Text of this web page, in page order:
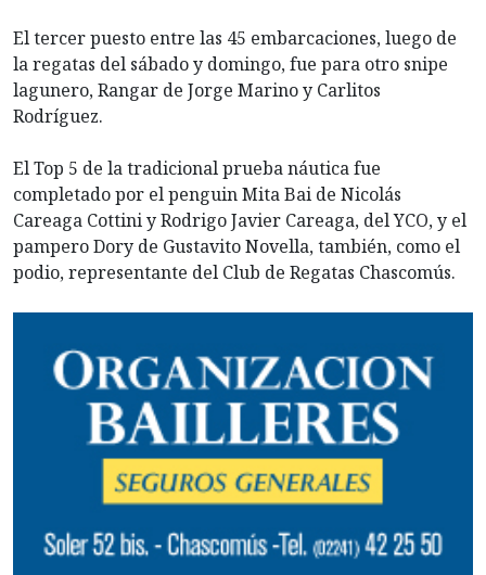
El tercer puesto entre las 45 embarcaciones, luego de
la regatas del sábado y domingo, fue para otro snipe
lagunero, Rangar de Jorge Marino y Carlitos
Rodríguez.
El Top 5 de la tradicional prueba náutica fue
completado por el penguin Mita Bai de Nicolás
Careaga Cottini y Rodrigo Javier Careaga, del YCO, y el
pampero Dory de Gustavito Novella, también, como el
podio, representante del Club de Regatas Chascomús.